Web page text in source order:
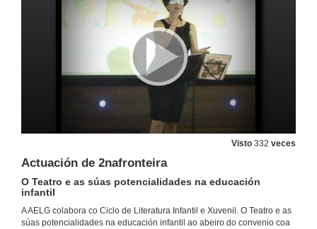
Visto 332 veces
Actuación de 2nafronteira
O Teatro e as súas potencialidades na educación
infantil
A AELG colabora co Ciclo de Literatura Infantil e Xuvenil. O Teatro e as
súas potencialidades na educación infantil ao abeiro do convenio coa
Intervención de Cesáreo Sánchez